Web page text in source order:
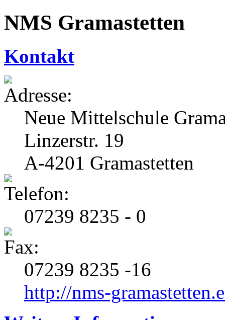
NMS Gramastetten
Kontakt
Neue Mittelschule
Linzerstr. 19
A-4201 Gramastetten
07239 8235 - 0
07239 8235 -16
http://nms-